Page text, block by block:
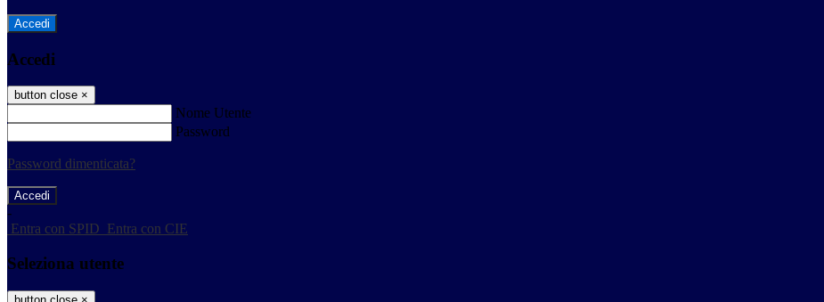
Accedi
Accedi
button close ×
Nome Utente
Password
Password dimenticata?
-
Entra con SPID Entra con CIE
Seleziona utente